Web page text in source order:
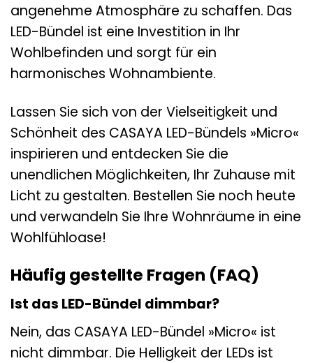
angenehme Atmosphäre zu schaffen. Das
LED-Bündel ist eine Investition in Ihr
Wohlbefinden und sorgt für ein
harmonisches Wohnambiente.
Lassen Sie sich von der Vielseitigkeit und
Schönheit des CASAYA LED-Bündels »Micro«
inspirieren und entdecken Sie die
unendlichen Möglichkeiten, Ihr Zuhause mit
Licht zu gestalten. Bestellen Sie noch heute
und verwandeln Sie Ihre Wohnräume in eine
Wohlfühloase!
Häufig gestellte Fragen (FAQ)
Ist das LED-Bündel dimmbar?
Nein, das CASAYA LED-Bündel »Micro« ist
nicht dimmbar. Die Helligkeit der LEDs ist